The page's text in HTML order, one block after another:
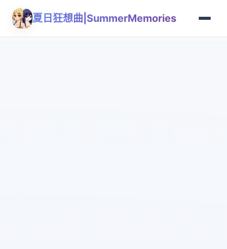
夏日狂想曲|SummerMemories